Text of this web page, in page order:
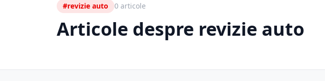
#revizie auto 0 articole
Articole despre revizie auto